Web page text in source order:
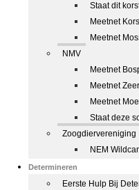
Staat dit
Meetnet
Meetnet
NMV
Meetnet
Meetnet
Meetnet
Staat deze
Zoogdiervereniging
NEM
Determineren
Eerste Hulp Bij